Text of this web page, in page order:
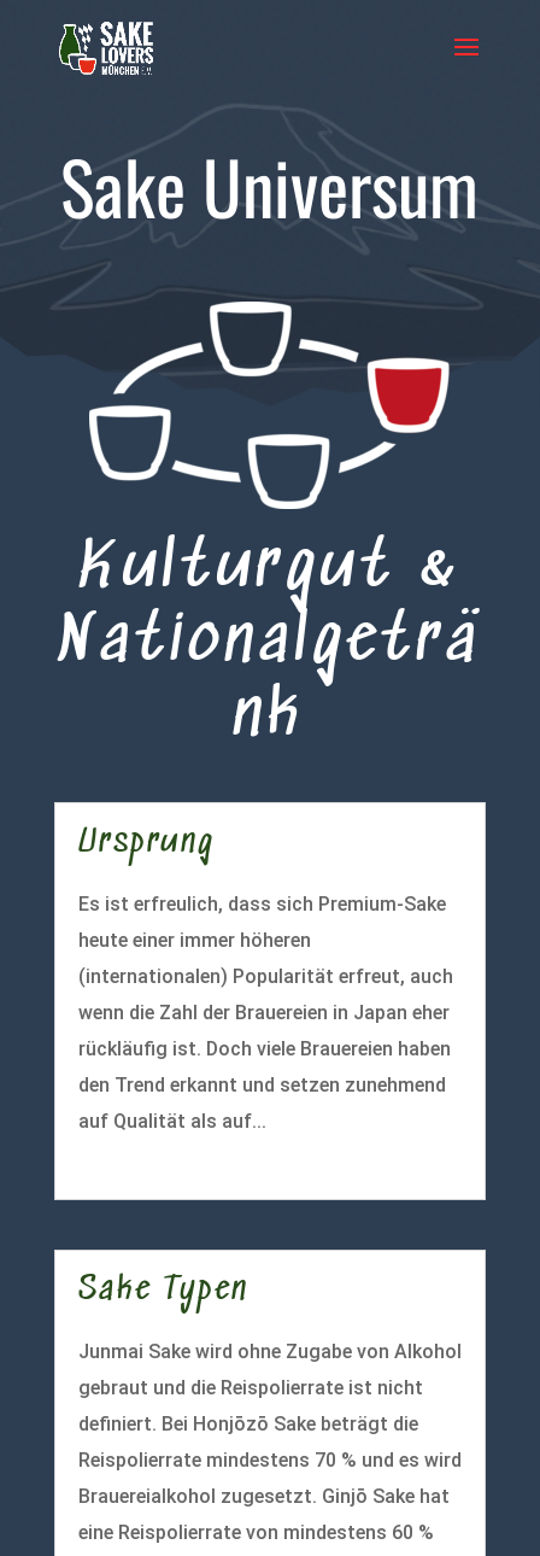
Sake Universum
Kulturgut &
Nationalgeträ
nk
Ursprung
Es ist erfreulich, dass sich Premium-Sake
heute einer immer höheren
(internationalen) Popularität erfreut, auch
wenn die Zahl der Brauereien in Japan eher
rückläufig ist. Doch viele Brauereien haben
den Trend erkannt und setzen zunehmend
auf Qualität als auf...
Sake Typen
Junmai Sake wird ohne Zugabe von Alkohol
gebraut und die Reispolierrate ist nicht
definiert. Bei Honjōzō Sake beträgt die
Reispolierrate mindestens 70 % und es wird
Brauereialkohol zugesetzt. Ginjō Sake hat
eine Reispolierrate von mindestens 60 %